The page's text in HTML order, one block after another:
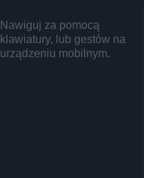
Nawiguj za pomocą
klawiatury, lub gestów na
urządzeniu mobilnym.